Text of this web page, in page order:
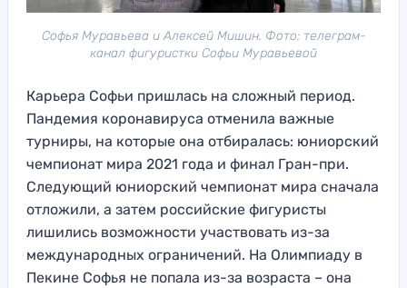
Софья Муравьева и Алексей Мишин. Фото: телеграм-
канал фигуристки Софьи Муравьевой
Карьера Софьи пришлась на сложный период.
Пандемия коронавируса отменила важные
турниры, на которые она отбиралась: юниорский
чемпионат мира 2021 года и финал Гран-при.
Следующий юниорский чемпионат мира сначала
отложили, а затем российские фигуристы
лишились возможности участвовать из-за
международных ограничений. На Олимпиаду в
Пекине Софья не попала из-за возраста – она